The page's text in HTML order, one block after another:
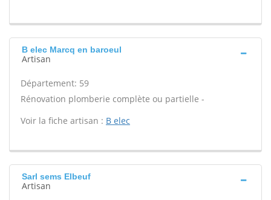
B elec Marcq en baroeul
Artisan
Département: 59
Rénovation plomberie complète ou partielle -
Voir la fiche artisan : B elec
Sarl sems Elbeuf
Artisan